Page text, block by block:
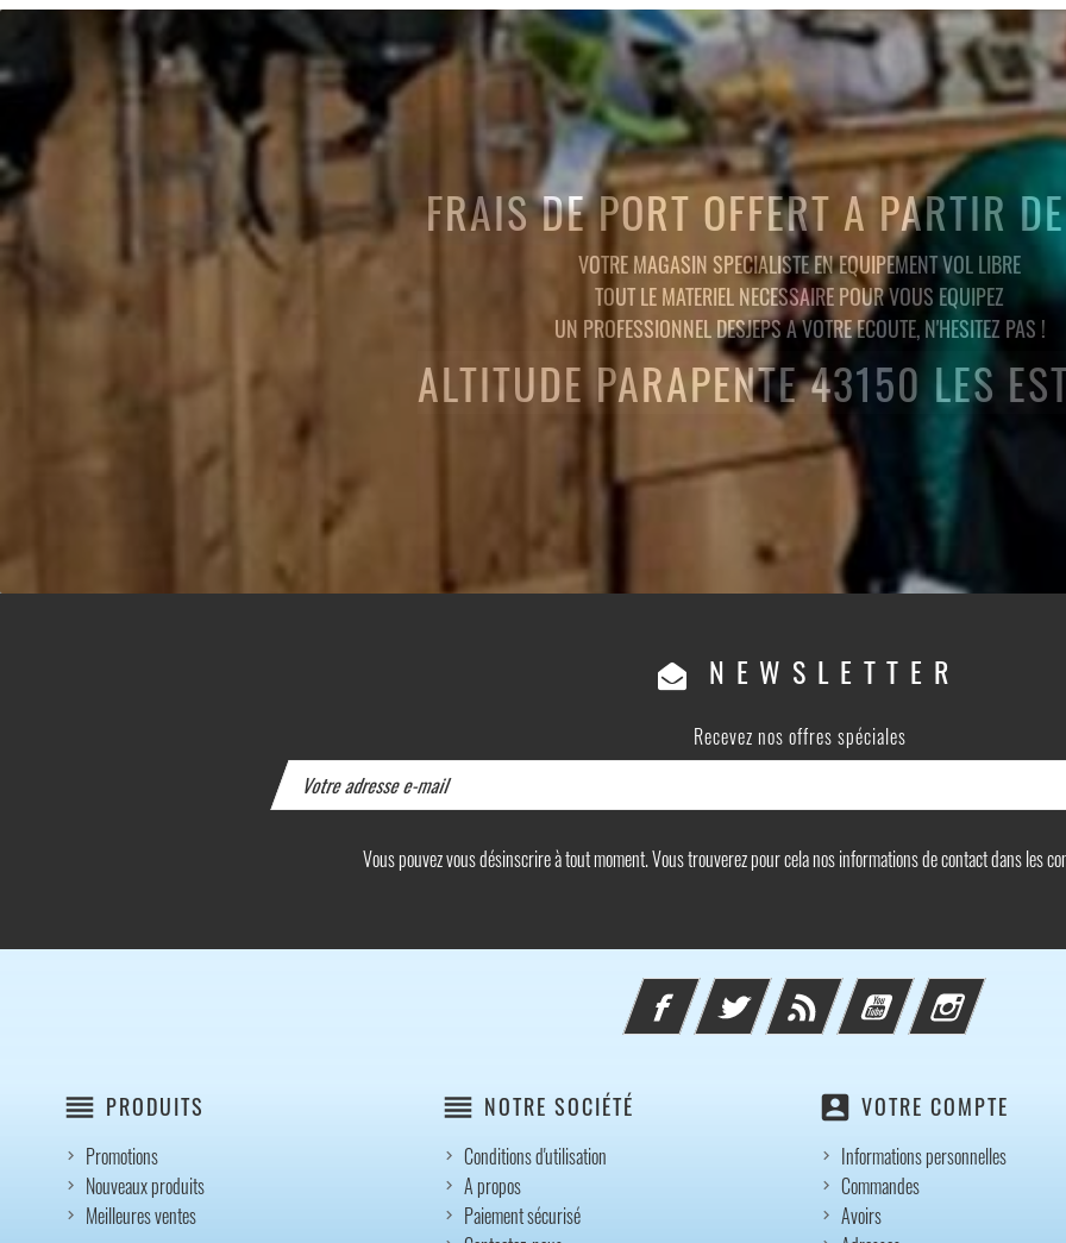
FRAIS DE PORT OFFERT A PARTIR
VOTRE MAGASIN SPECIALISTE EN EQUIPEMENT VOL LIBRE
TOUT LE MATERIEL NECESSAIRE POUR VOUS EQUIPEZ
UN PROFESSIONNEL DESJEPS A VOTRE ECOUTE, N'HESITEZ PAS !
ALTITUDE PARAPENTE 43150 LES
NEWSLETTER
Recevez nos offres spéciales
Vous pouvez vous désinscrire à tout moment. Vous trouverez pour cela nos informations de contact dans les
FacebookTwitter Rss YouTube Instagram
reorder PRODUITS
Promotions
Nouveaux produits
Meilleures ventes
reorder NOTRE SOCIÉTÉ
Conditions d'utilisation
A propos
Paiement sécurisé
account_box VOTRE COMPTE
Informations personnelles
Commandes
Avoirs